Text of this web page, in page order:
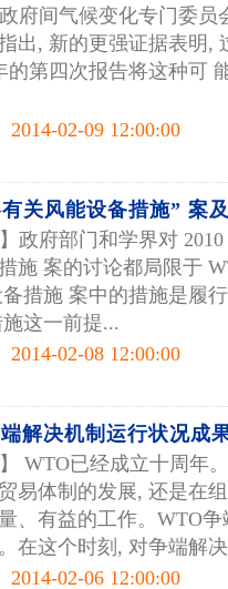
府间气候变化专门委员
出, 新的更强证据表明,
的第四次报告将这种可
2014-02-09 12:00:00
关风能设备措施” 案
政府部门和学界对
施 案的讨论都局限于
措施 案中的措施是履
这一前提...
2014-02-08 12:00:00
解决机制运行状况成
WTO已经成立十周年
易体制的发展, 还是在
、有益的工作。WTO
在这个时刻, 对争端解
2014-02-06 12:00:00